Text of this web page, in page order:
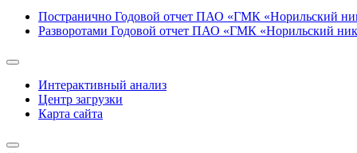
Постранично Годовой отчет ПАО «ГМК «Норильский
Разворотами Годовой отчет ПАО «ГМК «Норильский
Интерактивный анализ
Центр загрузки
Карта сайта